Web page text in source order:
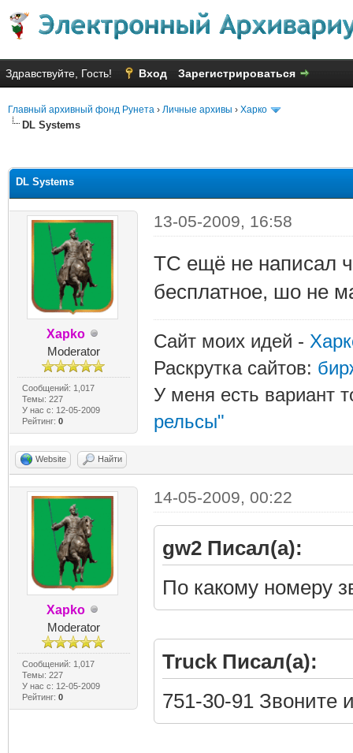
Здравствуйте, Гость! Вход Зарегистрироваться
Главный архивный фонд Рунета › Личные архивы › Харко
DL Systems
DL Systems
Xapko
Moderator
Сообщений: 1,017
Темы: 227
У нас с: 12-05-2009
Рейтинг: 0
13-05-2009, 16:58
ТС ещё не написал
бесплатное, шо не
Сайт моих идей -
Раскрутка сайтов:
У меня есть вариант
рельсы"
Website Найти
Xapko
Moderator
Сообщений: 1,017
Темы: 227
У нас с: 12-05-2009
Рейтинг: 0
14-05-2009, 00:22
gw2 Писал(а):
По какому номеру
Truck Писал(а):
751-30-91 Звоните